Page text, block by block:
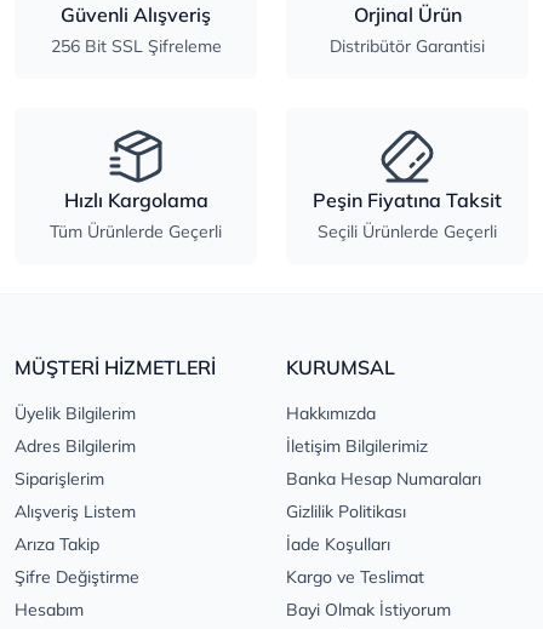
Güvenli Alışveriş
256 Bit SSL Şifreleme
Orjinal Ürün
Distribütör Garantisi
Hızlı Kargolama
Tüm Ürünlerde Geçerli
Peşin Fiyatına Taksit
Seçili Ürünlerde Geçerli
MÜŞTERİ HİZMETLERİ
Üyelik Bilgilerim
Adres Bilgilerim
Siparişlerim
Alışveriş Listem
Arıza Takip
Şifre Değiştirme
Hesabım
KURUMSAL
Hakkımızda
İletişim Bilgilerimiz
Banka Hesap Numaraları
Gizlilik Politikası
İade Koşulları
Kargo ve Teslimat
Bayi Olmak İstiyorum